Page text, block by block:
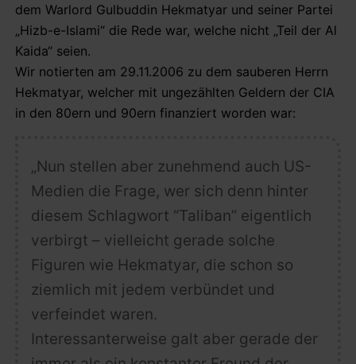
dem Warlord Gulbuddin Hekmatyar und seiner Partei
„Hizb-e-Islami“ die Rede war, welche nicht „Teil der Al
Kaida“ seien.
Wir notierten am 29.11.2006 zu dem sauberen Herrn
Hekmatyar, welcher mit ungezählten Geldern der CIA
in den 80ern und 90ern finanziert worden war:
„Nun stellen aber zunehmend auch US-
Medien die Frage, wer sich denn hinter
diesem Schlagwort “Taliban” eigentlich
verbirgt – vielleicht gerade solche
Figuren wie Hekmatyar, die schon so
ziemlich mit jedem verbündet und
verfeindet waren.
Interessanterweise galt aber gerade der